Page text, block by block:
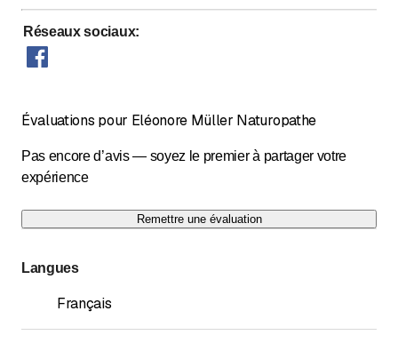
Réseaux sociaux:
Évaluations pour Eléonore Müller Naturopathe
Pas encore d’avis — soyez le premier à partager votre
expérience
Remettre une évaluation
Langues
Français